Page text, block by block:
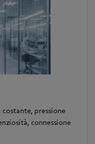
pressione
connessione